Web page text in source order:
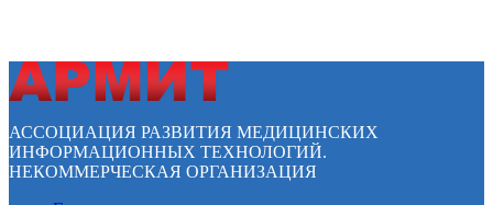
АССОЦИАЦИЯ РАЗВИТИЯ МЕДИЦИНСКИХ
ИНФОРМАЦИОННЫХ ТЕХНОЛОГИЙ.
НЕКОММЕРЧЕСКАЯ ОРГАНИЗАЦИЯ